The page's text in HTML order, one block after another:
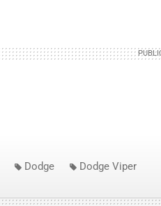
Dodge Dodge Viper